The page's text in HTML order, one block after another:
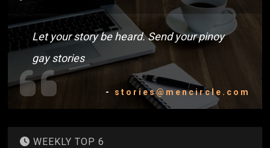
Let your story be heard. Send your pinoy
gay stories
- stories@mencircle.com
WEEKLY TOP 6